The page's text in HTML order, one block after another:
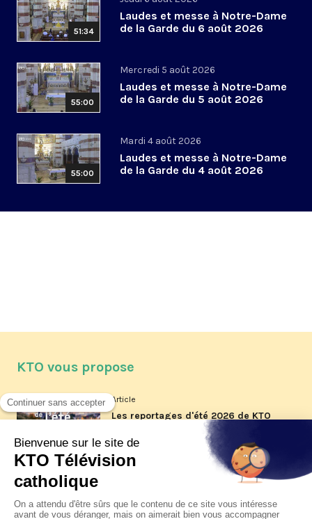
51:34
Laudes et messe à Notre-Dame
de la Garde du 6 août 2026
55:00
Mercredi 5 août 2026
Laudes et messe à Notre-Dame
de la Garde du 5 août 2026
55:00
Mardi 4 août 2026
Laudes et messe à Notre-Dame
de la Garde du 4 août 2026
KTO vous propose
Article
Les reportages d'été 2026 de KTO
Article
La visite pastorale du pape Léon
jeudi 6 août